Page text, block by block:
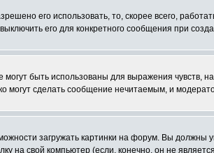
его использовать, то, скорее всего,
его для конкретного сообщения при
быть использованы для выражения чувств,
могут сделать сообщение нечитаемым, и
загружать картинки на форум. Вы должны
на свой компьютер (если, конечно, он не